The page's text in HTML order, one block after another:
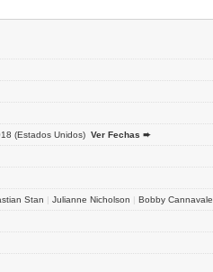
(Estados Unidos) Ver Fechas ➨
Stan | Julianne Nicholson | Bobby Cannavale